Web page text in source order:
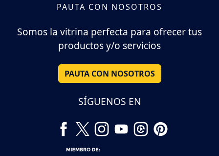
PAUTA CON NOSOTROS
Somos la vitrina perfecta para ofrecer tus
productos y/o servicios
PAUTA CON NOSOTROS
SÍGUENOS EN